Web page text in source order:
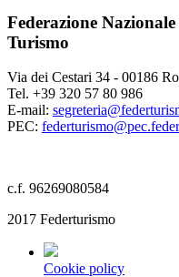
Federazione
Turismo
Via dei Cestari 34 - 00186
Tel. +39 320 57 80 986
E-mail:
PEC:
c.f. 96269080584
2017 Federturismo
Cookie policy